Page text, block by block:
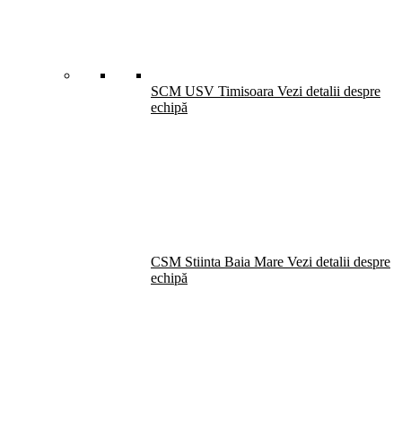
SCM USV Timisoara Vezi detalii despre
echipă
CSM Stiinta Baia Mare Vezi detalii despre
echipă